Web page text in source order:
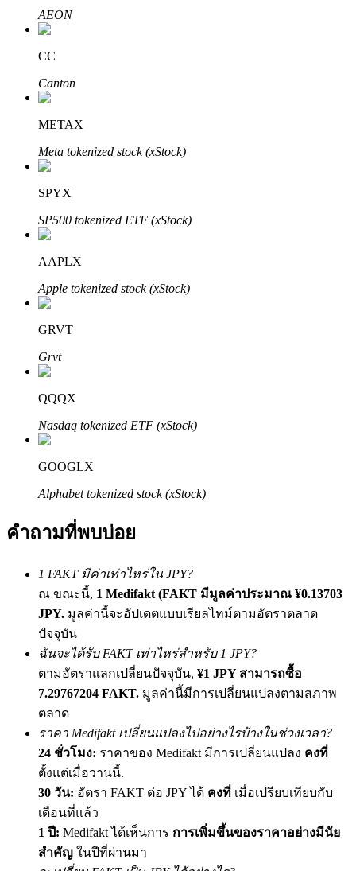
พันธมิตร Bitrue
พันธมิตร Bitrue
มากถึง 65% คอมมิชชั่น!
การแนะนำ
เชิญเพื่อนเพื่อรับรางวัลเงินสด
Deposit CASHCAT & Win
Share 500000 CASHCAT prize pool
Exclusive for BitMart Users
AEON
CC
Canton
METAX
Meta tokenized stock (xStock)
SPYX
SP500 tokenized ETF (xStock)
AAPLX
Apple tokenized stock (xStock)
GRVT
Grvt
QQQX
Nasdaq tokenized ETF (xStock)
GOOGLX
Alphabet tokenized stock (xStock)
คำถามที่พบบ่อย
1 FAKT มีค่าเท่าไหร่ใน JPY?
ณ ขณะนี้, 1 Medifakt (FAKT มีมูลค่าประมาณ ¥0.13703
JPY. มูลค่านี้จะอัปเดตแบบเรียลไทม์ตามอัตราตลาด
ปัจจุบัน
ฉันจะได้รับ FAKT เท่าไหร่สำหรับ 1 JPY?
ตามอัตราแลกเปลี่ยนปัจจุบัน, ¥1 JPY สามารถซื้อ
7.29767204 FAKT. มูลค่านี้มีการเปลี่ยนแปลงตามสภาพ
ตลาด
ราคา Medifakt เปลี่ยนแปลงไปอย่างไรบ้างในช่วงเวลา?
24 ชั่วโมง: ราคาของ Medifakt มีการเปลี่ยนแปลง คงที่
ตั้งแต่เมื่อวานนี้.
30 วัน: อัตรา FAKT ต่อ JPY ได้ คงที่ เมื่อเปรียบเทียบกับ
เดือนที่แล้ว
1 ปี: Medifakt ได้เห็นการ การเพิ่มขึ้นของราคาอย่างมีนัย
สำคัญ ในปีที่ผ่านมา